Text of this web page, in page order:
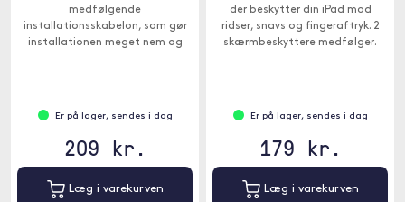
medfølgende
installationsskabelon, som gør
installationen meget nem og
Er på lager, sendes i dag
209 kr.
Læg i varekurven
der beskytter din iPad mod
ridser, snavs og fingeraftryk. 2
skærmbeskyttere medfølger.
Er på lager, sendes i dag
179 kr.
Læg i varekurven